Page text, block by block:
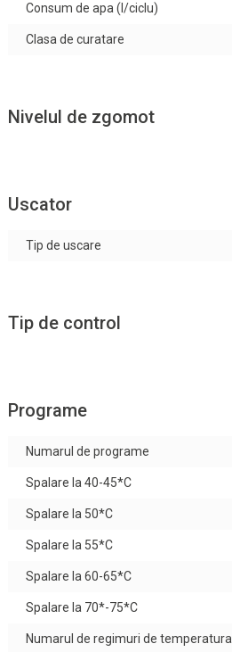
Consum de apa (l/ciclu)
Clasa de curatare
Nivelul de zgomot
Uscator
Tip de uscare
Tip de control
Programe
Numarul de programe
Spalare la 40-45*C
Spalare la 50*C
Spalare la 55*C
Spalare la 60-65*C
Spalare la 70*-75*C
Numarul de regimuri de temperatura